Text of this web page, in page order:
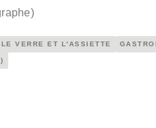
)
LE VERRE ET L'ASSIETTE